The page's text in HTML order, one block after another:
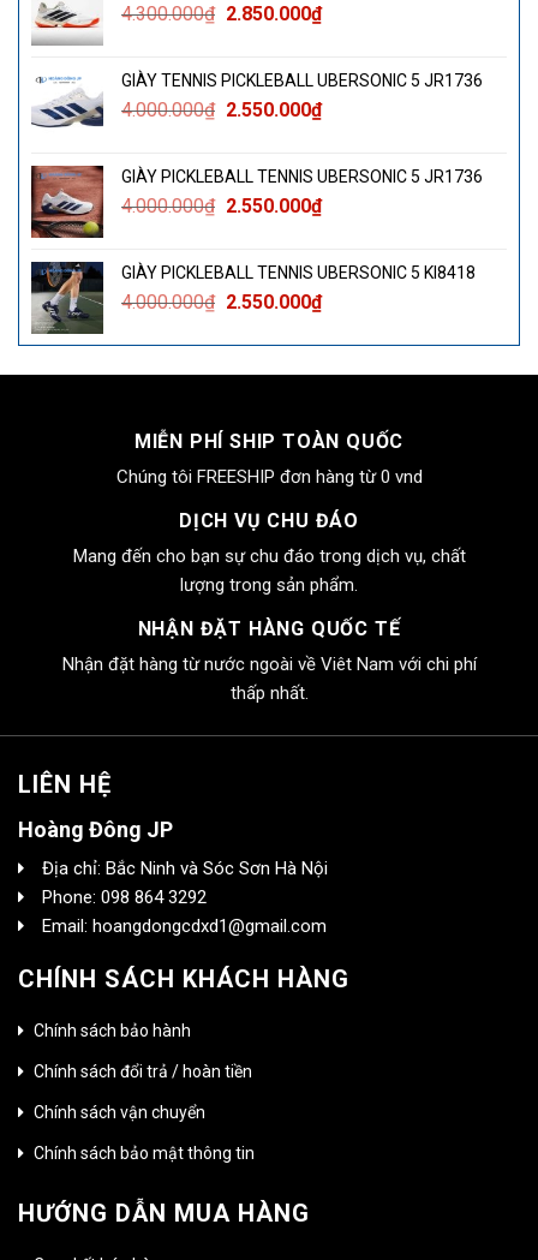
4.300.000₫ Giá
4.300.000₫.
2.850.000₫Giá
là:
2.850.000₫.
GIÀY TENNIS PICKLEBALL UBERSONIC 5 JR1736
4.000.000₫ Giá
4.000.000₫.
2.550.000₫Giá
là:
2.550.000₫.
GIÀY PICKLEBALL TENNIS UBERSONIC 5 JR1736
4.000.000₫ Giá
4.000.000₫.
2.550.000₫Giá
là:
2.550.000₫.
GIÀY PICKLEBALL TENNIS UBERSONIC 5 KI8418
4.000.000₫ Giá
là:
4.000.000₫.
2.550.000₫Giá
tại
là:
MIỄN PHÍ SHIP TOÀN QUỐC
Chúng tôi FREESHIP đơn hàng từ 0 vnd
DỊCH VỤ CHU ĐÁO
Mang đến cho bạn sự chu đáo trong dịch vụ, chất
lượng trong sản phẩm.
NHẬN ĐẶT HÀNG QUỐC TẾ
Nhận đặt hàng từ nước ngoài về Viêt Nam với chi phí
thấp nhất.
LIÊN HỆ
Hoàng Đông JP
Địa chỉ: Bắc Ninh và Sóc Sơn Hà Nội
Phone: 098 864 3292
Email: hoangdongcdxd1@gmail.com
CHÍNH SÁCH KHÁCH HÀNG
Chính sách bảo hành
Chính sách đổi trả / hoàn tiền
Chính sách vận chuyển
Chính sách bảo mật thông tin
HƯỚNG DẪN MUA HÀNG